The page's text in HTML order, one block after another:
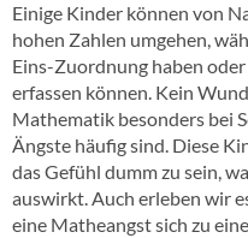
Einige Kinder können von
hohen Zahlen umgehen,
Eins-Zuordnung haben
erfassen können. Kein
Mathematik besonders bei
Ängste häufig sind. Diese
das Gefühl dumm zu sein,
auswirkt. Auch erleben wir
eine Matheangst sich zu